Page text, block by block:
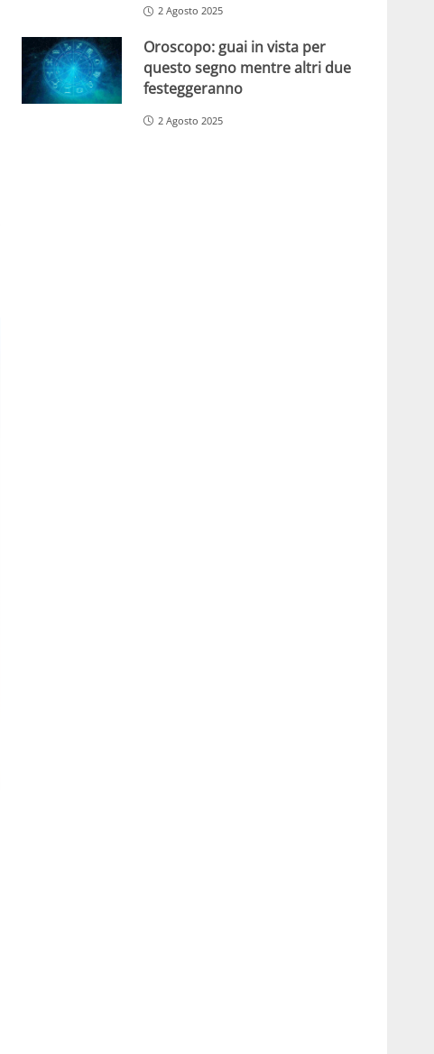
2 Agosto 2025
Oroscopo: guai in vista per
questo segno mentre altri due
festeggeranno
2 Agosto 2025